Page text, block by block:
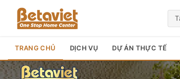
TRANG CHỦ DỊCH VỤ DỰ ÁN THỰC TẾ